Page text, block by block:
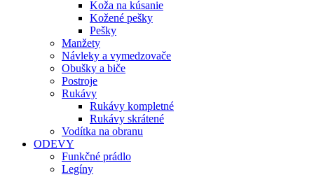
Koža na kúsanie
Kožené pešky
Pešky
Manžety
Návleky a vymedzovače
Obušky a biče
Postroje
Rukávy
Rukávy kompletné
Rukávy skrátené
Vodítka na obranu
ODEVY
Funkčné prádlo
Legíny